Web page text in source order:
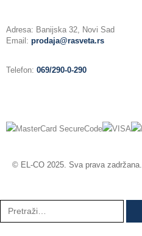
Adresa: Banijska 32, Novi Sad
Email: prodaja@rasveta.rs
Telefon: 069/290-0-290
© EL-CO 2025. Sva prava zadržana.